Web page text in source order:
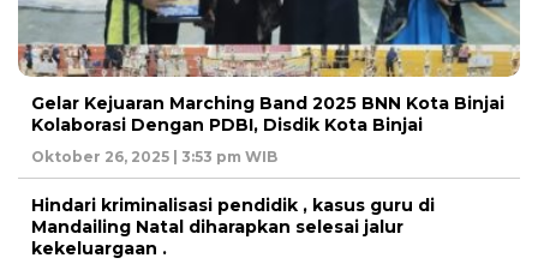
Gelar Kejuaran Marching Band 2025 BNN Kota Binjai
Kolaborasi Dengan PDBI, Disdik Kota Binjai
Oktober 26, 2025 | 3:53 pm WIB
Hindari kriminalisasi pendidik , kasus guru di
Mandailing Natal diharapkan selesai jalur
kekeluargaan .